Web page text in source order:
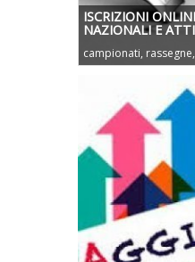
ISCRIZIONI
NAZIONALI E
campionati,